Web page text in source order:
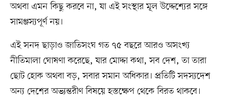
অথবা এমন কিছু করবে না, যা এই সংস্থার মূল উদ্দেশ্যের সঙ্গে
সামঞ্জস্যপূর্ণ নয়।
এই সনদ ছাড়াও জাতিসংঘ গত ৭৫ বছরে আরও অসংখ্য
নীতিমালা ঘোষণা করেছে, যার মোদ্দা কথা, সব দেশ, তা তারা
ছোট হোক অথবা বড়, সবার সমান অধিকার। প্রতিটি সদস্যদেশ
অন্য দেশের অভ্যন্তরীণ বিষয়ে হস্তক্ষেপ থেকে বিরত থাকবে।